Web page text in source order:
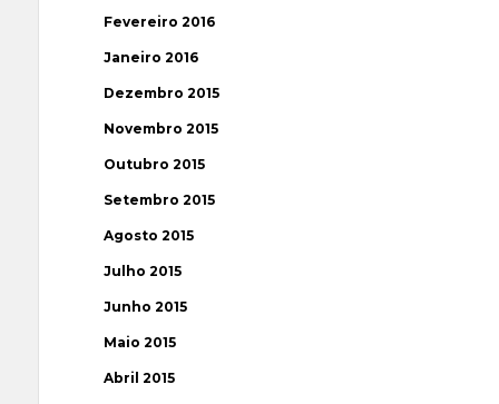
Fevereiro 2016
Janeiro 2016
Dezembro 2015
Novembro 2015
Outubro 2015
Setembro 2015
Agosto 2015
Julho 2015
Junho 2015
Maio 2015
Abril 2015